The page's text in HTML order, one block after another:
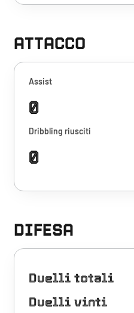
ATTACCO
Assist
0
Dribbling riusciti
0
DIFESA
Duelli totali
Duelli vinti